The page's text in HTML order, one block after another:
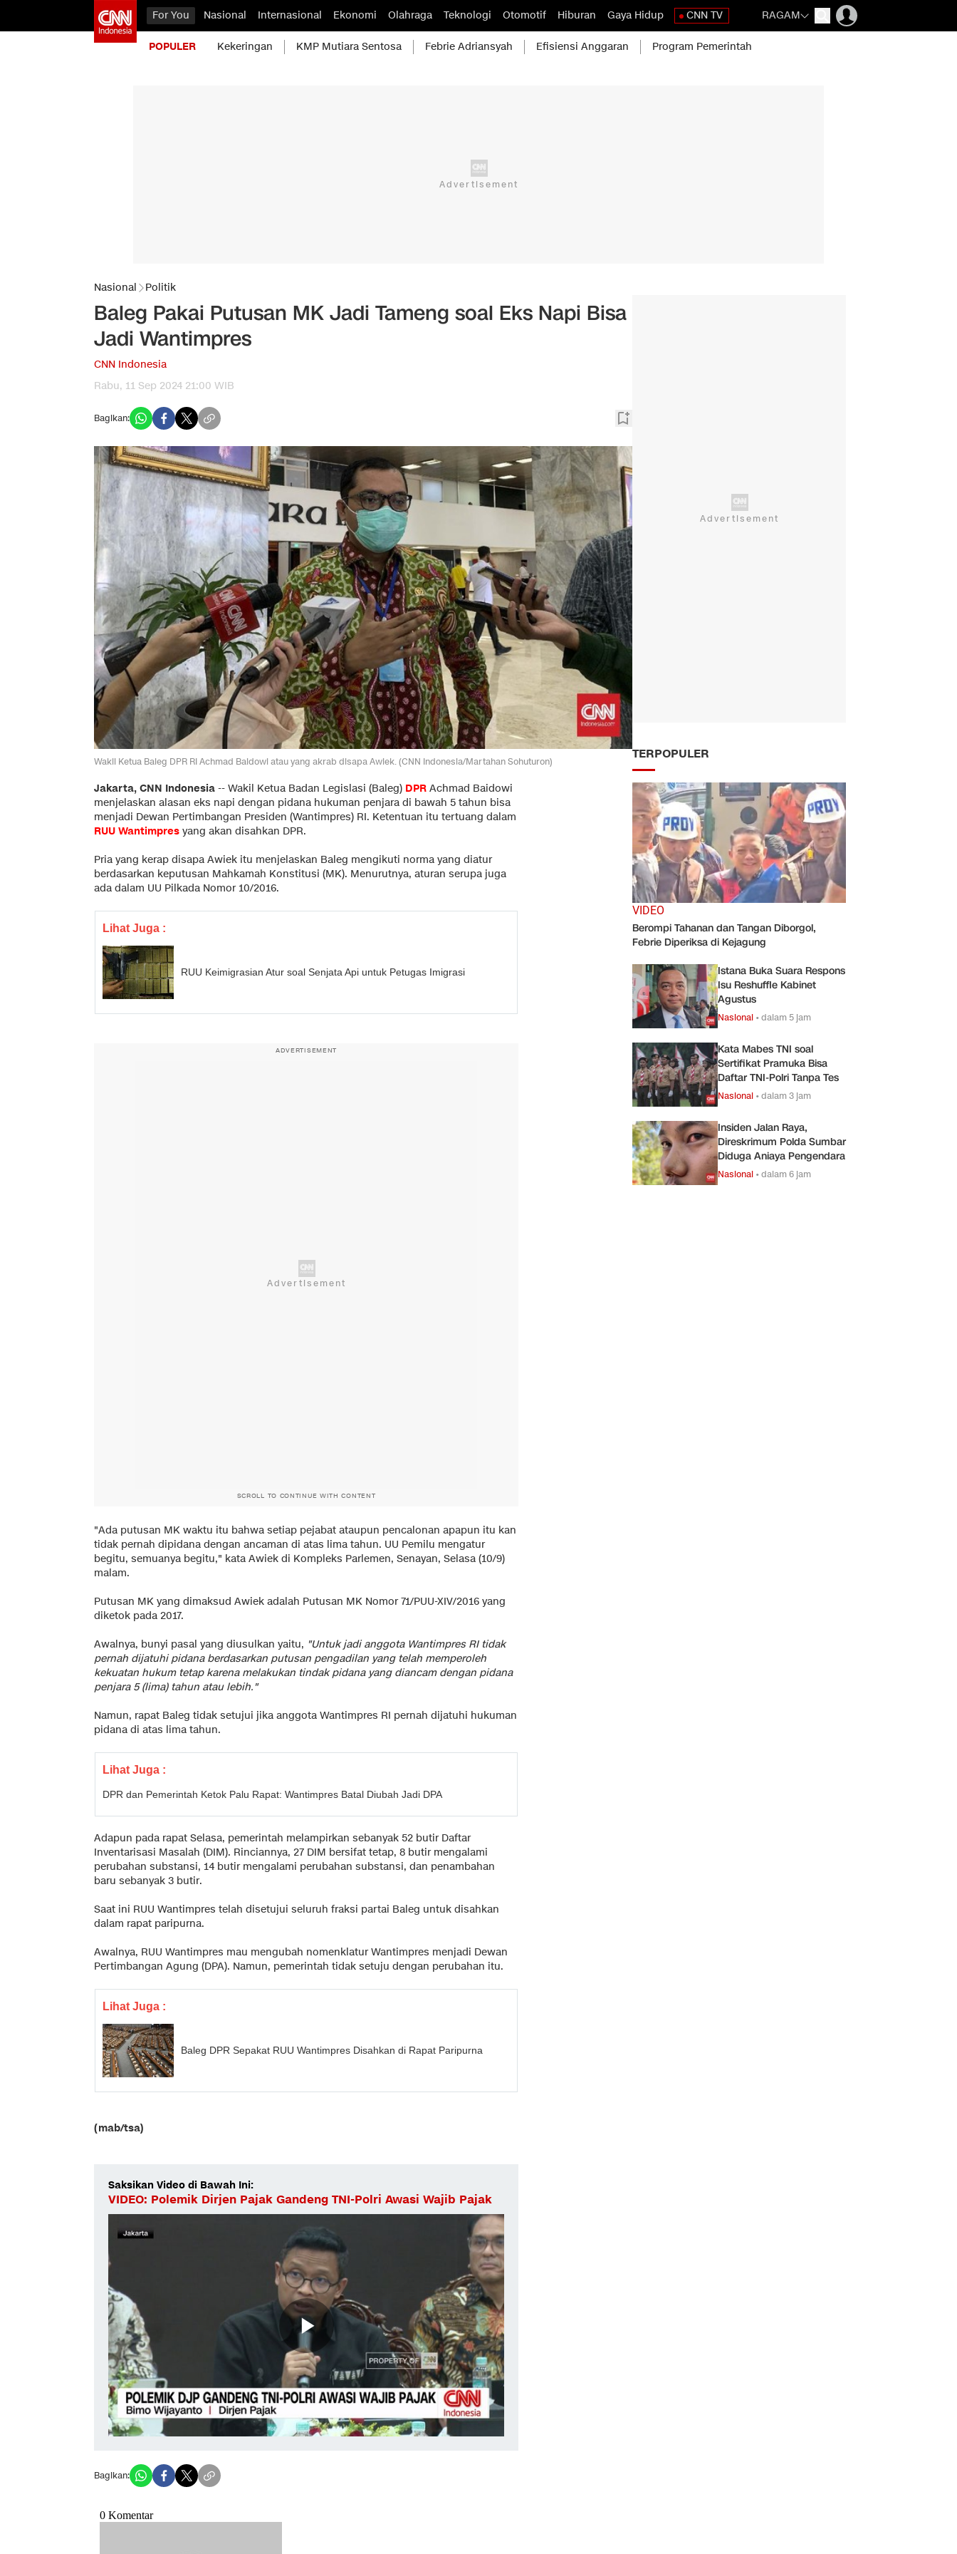
For You Nasional Internasional Ekonomi Olahraga Teknologi Otomotif Hiburan Gaya Hidup CNN TV RAGAM
POPULER Kekeringan KMP Mutiara Sentosa Febrie Adriansyah Efisiensi Anggaran Program Pemerintah
Nasional Politik
Baleg Pakai Putusan MK Jadi Tameng soal Eks Napi Bisa
Jadi Wantimpres
CNN Indonesia
Rabu, 11 Sep 2024 21:00 WIB
Bagikan:
Wakil Ketua Baleg DPR RI Achmad Baidowi atau yang akrab disapa Awiek. (CNN Indonesia/Martahan Sohuturon)
Jakarta, CNN Indonesia -- Wakil Ketua Badan Legislasi (Baleg) DPR Achmad Baidowi
menjelaskan alasan eks napi dengan pidana hukuman penjara di bawah 5 tahun bisa
menjadi Dewan Pertimbangan Presiden (Wantimpres) RI. Ketentuan itu tertuang dalam
RUU Wantimpres yang akan disahkan DPR.
Pria yang kerap disapa Awiek itu menjelaskan Baleg mengikuti norma yang diatur
berdasarkan keputusan Mahkamah Konstitusi (MK). Menurutnya, aturan serupa juga
ada dalam UU Pilkada Nomor 10/2016.
Lihat Juga :
RUU Keimigrasian Atur soal Senjata Api untuk Petugas Imigrasi
ADVERTISEMENT
SCROLL TO CONTINUE WITH CONTENT
"Ada putusan MK waktu itu bahwa setiap pejabat ataupun pencalonan apapun itu kan
tidak pernah dipidana dengan ancaman di atas lima tahun. UU Pemilu mengatur
begitu, semuanya begitu," kata Awiek di Kompleks Parlemen, Senayan, Selasa (10/9)
malam.
Putusan MK yang dimaksud Awiek adalah Putusan MK Nomor 71/PUU-XIV/2016 yang
diketok pada 2017.
Awalnya, bunyi pasal yang diusulkan yaitu, "Untuk jadi anggota Wantimpres RI tidak
pernah dijatuhi pidana berdasarkan putusan pengadilan yang telah memperoleh
kekuatan hukum tetap karena melakukan tindak pidana yang diancam dengan pidana
penjara 5 (lima) tahun atau lebih."
Namun, rapat Baleg tidak setujui jika anggota Wantimpres RI pernah dijatuhi hukuman
pidana di atas lima tahun.
Lihat Juga :
DPR dan Pemerintah Ketok Palu Rapat: Wantimpres Batal Diubah Jadi DPA
Adapun pada rapat Selasa, pemerintah melampirkan sebanyak 52 butir Daftar
Inventarisasi Masalah (DIM). Rinciannya, 27 DIM bersifat tetap, 8 butir mengalami
perubahan substansi, 14 butir mengalami perubahan substansi, dan penambahan
baru sebanyak 3 butir.
Saat ini RUU Wantimpres telah disetujui seluruh fraksi partai Baleg untuk disahkan
dalam rapat paripurna.
Awalnya, RUU Wantimpres mau mengubah nomenklatur Wantimpres menjadi Dewan
Pertimbangan Agung (DPA). Namun, pemerintah tidak setuju dengan perubahan itu.
Lihat Juga :
Baleg DPR Sepakat RUU Wantimpres Disahkan di Rapat Paripurna
(mab/tsa)
Saksikan Video di Bawah Ini:
VIDEO: Polemik Dirjen Pajak Gandeng TNI-Polri Awasi Wajib Pajak
Bagikan:
TERPOPULER
VIDEO
Berompi Tahanan dan Tangan Diborgol,
Febrie Diperiksa di Kejagung
Istana Buka Suara Respons
Isu Reshuffle Kabinet
Agustus
Nasional •dalam 5 jam
Kata Mabes TNI soal
Sertifikat Pramuka Bisa
Daftar TNI-Polri Tanpa Tes
Nasional •dalam 3 jam
Insiden Jalan Raya,
Direskrimum Polda Sumbar
Diduga Aniaya Pengendara
Nasional •dalam 6 jam